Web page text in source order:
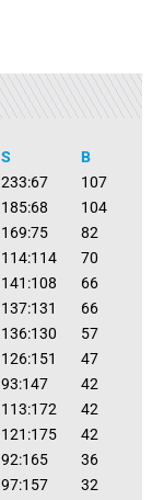
S
B
233:67
107
185:68
104
169:75
82
114:114
70
141:108
66
137:131
66
136:130
57
126:151
47
93:147
42
113:172
42
121:175
42
92:165
36
97:157
32